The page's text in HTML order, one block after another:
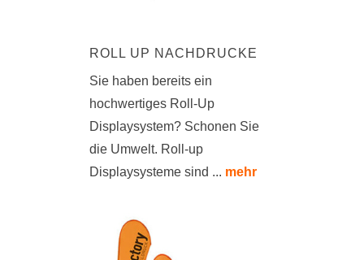
ROLL UP NACHDRUCKE
Sie haben bereits ein
hochwertiges Roll-Up
Displaysystem? Schonen Sie
die Umwelt. Roll-up
Displaysysteme sind ... mehr